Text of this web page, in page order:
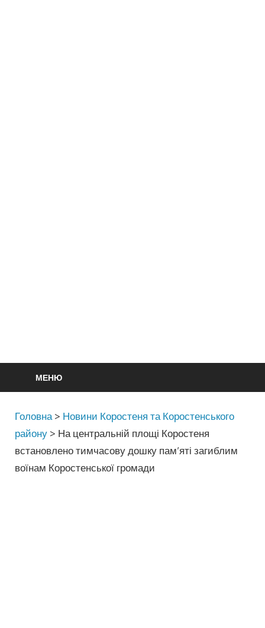
МЕНЮ
Головна > Новини Коростеня та Коростенського
району > На центральній площі Коростеня
встановлено тимчасову дошку пам’яті загиблим
воїнам Коростенської громади